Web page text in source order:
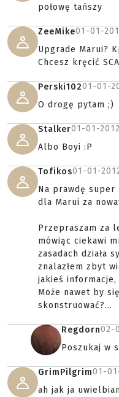
połowę tańszy
ZeeMike01-01-
Upgrade Marui?
Chcesz kręcić
Perski10201-01-
O drogę pytam ;)
Stalker01-01-
Albo Boyi :P
Tofikos01-01-
Na prawdę
dla Marui za
Przepraszam za
mówiąc ciekawi
zasadach działa
znalazłem zbyt
jakieś
Może nawet by
skonstruować?...
Regdorn02-
Poszukaj w
GrimPilgrim01-
ah jak ja